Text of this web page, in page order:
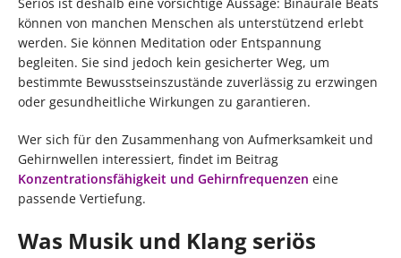
können von manchen Menschen als unterstützend erlebt
werden. Sie können Meditation oder Entspannung
begleiten. Sie sind jedoch kein gesicherter Weg, um
bestimmte Bewusstseinszustände zuverlässig zu erzwingen
oder gesundheitliche Wirkungen zu garantieren.
Wer sich für den Zusammenhang von Aufmerksamkeit und
Gehirnwellen interessiert, findet im Beitrag
Konzentrationsfähigkeit und Gehirnfrequenzen eine
passende Vertiefung.
Was Musik und Klang seriös